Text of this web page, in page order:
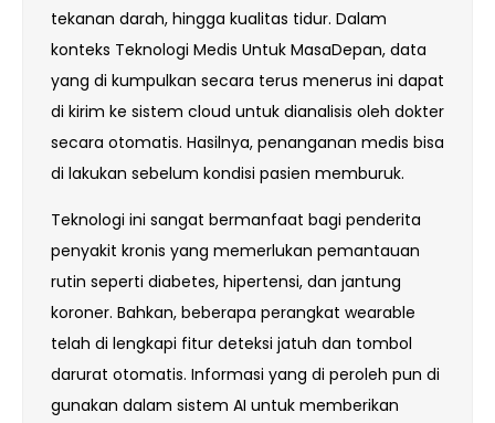
tekanan darah, hingga kualitas tidur. Dalam
konteks Teknologi Medis Untuk MasaDepan, data
yang di kumpulkan secara terus menerus ini dapat
di kirim ke sistem cloud untuk dianalisis oleh dokter
secara otomatis. Hasilnya, penanganan medis bisa
di lakukan sebelum kondisi pasien memburuk.
Teknologi ini sangat bermanfaat bagi penderita
penyakit kronis yang memerlukan pemantauan
rutin seperti diabetes, hipertensi, dan jantung
koroner. Bahkan, beberapa perangkat wearable
telah di lengkapi fitur deteksi jatuh dan tombol
darurat otomatis. Informasi yang di peroleh pun di
gunakan dalam sistem AI untuk memberikan